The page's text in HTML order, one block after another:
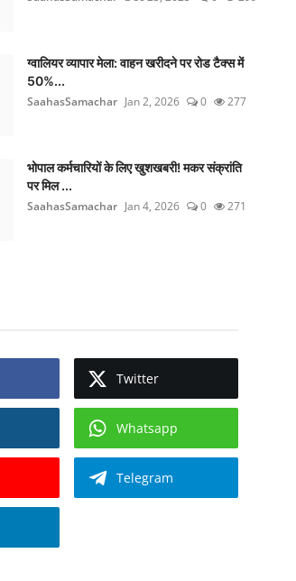
ग्वालियर व्यापार मेला: वाहन खरीदने पर रोड टैक्स में
50%...
SaahasSamachar Jan 2, 2026 0 277
भोपाल कर्मचारियों के लिए खुशखबरी! मकर संक्रांति
पर मिल ...
SaahasSamachar Jan 4, 2026 0 271
Twitter
Whatsapp
Telegram